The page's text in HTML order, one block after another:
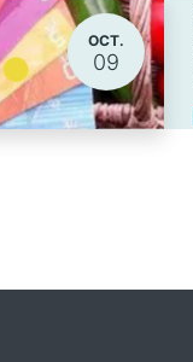
OCT.
09